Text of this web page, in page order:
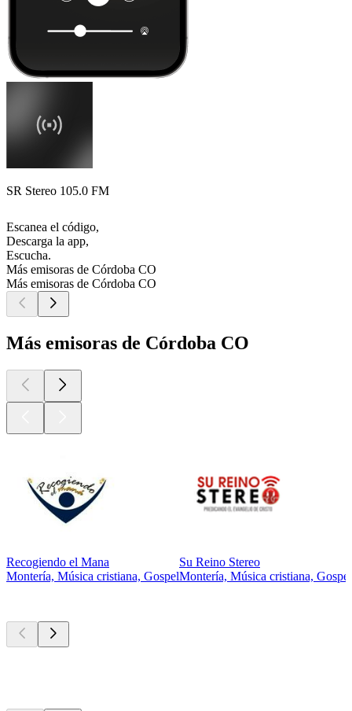
SR Stereo 105.0 FM
Escanea el código,
Descarga la app,
Escucha.
Más emisoras de Córdoba CO
Más emisoras de Córdoba CO
Más emisoras de Córdoba CO
Recogiendo el Mana
Montería, Música cristiana, Gospel
Su Reino Stereo
Montería, Música cristiana, Gospel